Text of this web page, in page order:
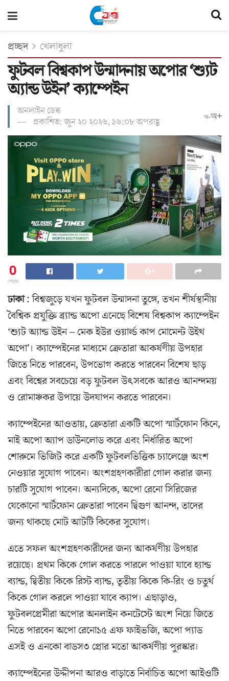
প্রচ্ছদ খেলাধুলা
ফুটবল বিশ্বকাপ উন্মাদনায় অপোর ‘শ্যুট
অ্যান্ড উইন’ ক্যাম্পেইন
অনলাইন ডেস্ক
প্রকাশিত: জুন ২০ ২০২৬, ১৬:০৮ অপরাহ্ণ
অ-অ+
0
শেয়ার
ঢাকা: বিশ্বজুড়ে যখন ফুটবল উন্মাদনা তুঙ্গে, তখন শীর্ষস্থানীয়
বৈশ্বিক প্রযুক্তি ব্র্যান্ড অপো এনেছে বিশেষ বিশ্বকাপ ক্যাম্পেইন
‘শ্যুট অ্যান্ড উইন – মেক ইউর ওয়ার্ল্ড কাপ মোমেন্ট উইথ
অপো’। ক্যাম্পেইনের মাধ্যমে ক্রেতারা আকর্ষণীয় উপহার
জিতে নিতে পারবেন, উপভোগ করতে পারবেন বিশেষ ছাড়
এবং বিশ্বের সবচেয়ে বড় ফুটবল উৎসবকে আরও আনন্দময়
ও রোমাঞ্চকর উপায়ে উদযাপন করতে পারবেন।
ক্যাম্পেইনের আওতায়, ক্রেতারা একটি অপো স্মার্টফোন কিনে,
মাই অপো অ্যাপ ডাউনলোড করে এবং নির্ধারিত অপো
শোরুমে ভিজিট করে একটি ফুটবলভিত্তিক চ্যালেঞ্জে অংশ
নেওয়ার সুযোগ পাবেন। অংশগ্রহণকারীরা গোল করার জন্য
চারটি সুযোগ পাবেন। অন্যদিকে, অপো রেনো সিরিজের
যেকোনো স্মার্টফোন ক্রেতারা পাবেন দ্বিগুণ আনন্দ, তাদের
জন্য থাকছে মোট আটটি কিকের সুযোগ।
এতে সফল অংশগ্রহণকারীদের জন্য আকর্ষণীয় উপহার
রয়েছে। প্রথম কিকে গোল করতে পারলে পাওয়া যাবে হ্যান্ড
ব্যান্ড, দ্বিতীয় কিকে রিস্ট ব্যান্ড, তৃতীয় কিকে কি-রিং ও চতুর্থ
কিকে গোল করলে পাওয়া যাবে ক্যাপ। এছাড়াও,
ফুটবলপ্রেমীরা অপোর অনলাইন কনটেস্টে অংশ নিয়ে জিতে
নিতে পারবেন অপো রেনো১৫ এফ ফাইভজি, অপো প্যাড
এসই ও এনকো বাডস৩ প্রোর মতো আকর্ষণীয় পুরস্কার।
ক্যাম্পেইনের উদ্দীপনা আরও বাড়াতে নির্বাচিত অপো আইওটি